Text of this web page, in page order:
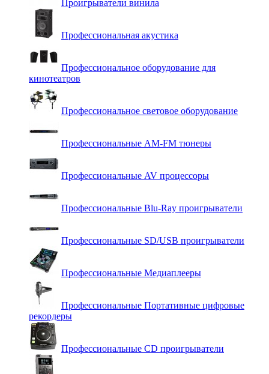
Проигрыватели винила
Профессиональная акустика
Профессиональное оборудование для
кинотеатров
Профессиональное световое оборудование
Профессиональные AM-FM тюнеры
Профессиональные AV процессоры
Профессиональные Blu-Ray проигрыватели
Профессиональные SD/USB проигрыватели
Профессиональные Медиаплееры
Профессиональные Портативные цифровые
рекордеры
Профессиональные СD проигрыватели